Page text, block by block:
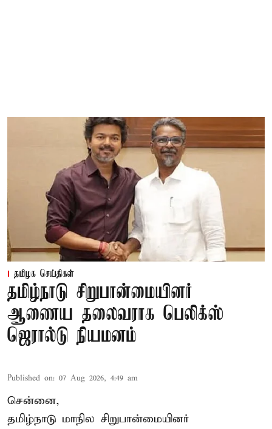
தமிழக செய்திகள்
தமிழ்நாடு சிறுபான்மையினர்
ஆணைய தலைவராக பெலிக்ஸ்
ஜெரால்டு நியமனம்
Published on: 07 Aug 2026, 4:49 am
சென்னை,
தமிழ்நாடு மாநில சிறுபான்மையினர்